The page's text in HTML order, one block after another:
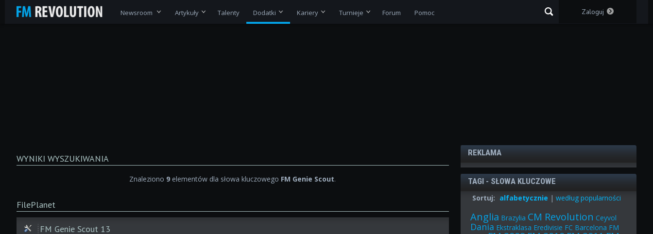
Newsroom Artykuły Talenty Dodatki Kariery Turnieje Forum Pomoc Zaloguj
WYNIKI WYSZUKIWANIA
Znaleziono 9 elementów dla słowa kluczowego FM Genie Scout.
FilePlanet
FM Genie Scout 13
REKLAMA
TAGI - SŁOWA KLUCZOWE
Sortuj: alfabetycznie |według popularności
Anglia Brazylia CM Revolution Ceyvol
Dania Ekstraklasa Eredivisie FC Barcelona FM